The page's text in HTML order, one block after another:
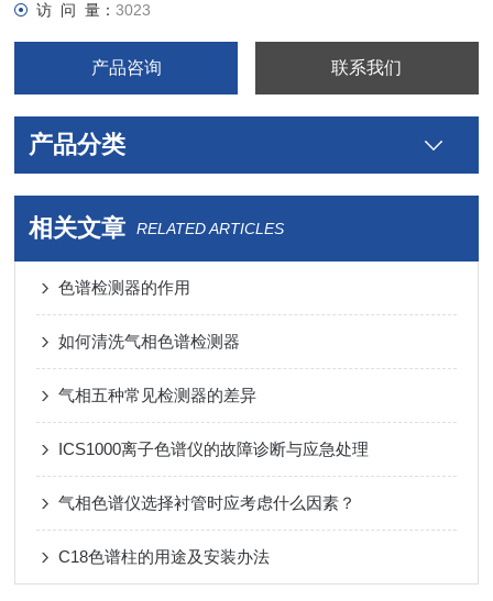
访 问 量：3023
产品咨询 联系我们
产品分类
相关文章 RELATED ARTICLES
色谱检测器的作用
如何清洗气相色谱检测器
气相五种常见检测器的差异
ICS1000离子色谱仪的故障诊断与应急处理
气相色谱仪选择衬管时应考虑什么因素？
C18色谱柱的用途及安装办法